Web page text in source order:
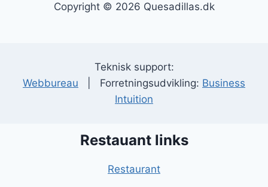
Copyright © 2026 Quesadillas.dk
Teknisk support:
Webbureau | Forretningsudvikling: Business
Intuition
Restauant links
Restaurant